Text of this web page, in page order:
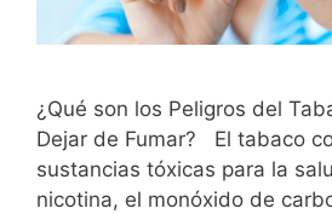
¿Qué son los Peligros del
Dejar de Fumar? El tabaco
sustancias tóxicas para la
nicotina, el monóxido de